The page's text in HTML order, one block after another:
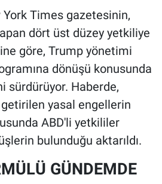
Times gazetesinin,
dört üst düzey yetkiliye
göre, Trump yönetimi
dönüşü konusunda
sürdürüyor. Haberde,
yasal engellerin
ABD'li yetkililer
bulunduğu aktarıldı.
GÜNDEMDE